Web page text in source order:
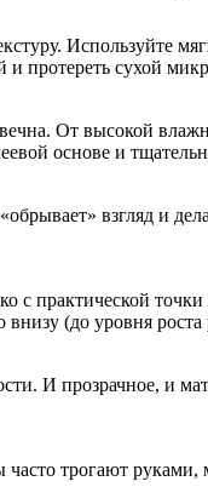
Используйте
протереть сухой
От высокой
основе и
взгляд и
практической
(до уровня роста
И прозрачное, и
трогают руками,